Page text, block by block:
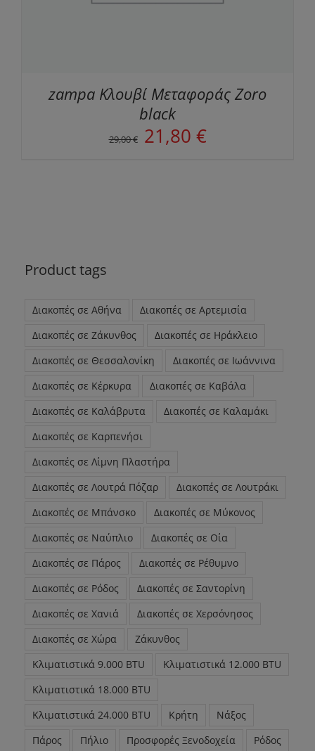
zampa Κλουβί Μεταφοράς Zoro
black
29,00€
Original
price
21,80 €Η
τρέχουσα
Product tags
Διακοπές σε Αθήνα
Διακοπές σε Αρτεμισία
Διακοπές σε Ζάκυνθος
Διακοπές σε Ηράκλειο
Διακοπές σε Θεσσαλονίκη
Διακοπές σε Ιωάννινα
Διακοπές σε Κέρκυρα
Διακοπές σε Καβάλα
Διακοπές σε Καλάβρυτα
Διακοπές σε Καλαμάκι
Διακοπές σε Καρπενήσι
Διακοπές σε Λίμνη Πλαστήρα
Διακοπές σε Λουτρά Πόζαρ
Διακοπές σε Λουτράκι
Διακοπές σε Μπάνσκο
Διακοπές σε Μύκονος
Διακοπές σε Ναύπλιο
Διακοπές σε Οία
Διακοπές σε Πάρος
Διακοπές σε Ρέθυμνο
Διακοπές σε Ρόδος
Διακοπές σε Σαντορίνη
Διακοπές σε Χανιά
Διακοπές σε Χερσόνησος
Διακοπές σε Χώρα
Ζάκυνθος
Κλιματιστικά 9.000 BTU
Κλιματιστικά 12.000 BTU
Κλιματιστικά 18.000 BTU
Κλιματιστικά 24.000 BTU
Κρήτη
Νάξος
Πάρος
Πήλιο Προσφορές Ξενοδοχεία
Ρόδος